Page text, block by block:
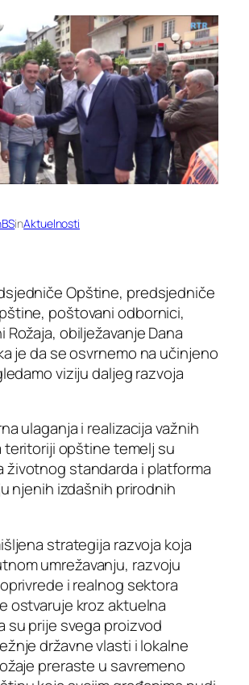
inAktuelnosti
Opštine, predsjedniče
poštovani odbornici,
Rožaja, obilježavanje Dana
je da se osvrnemo na učinjeno
viziju daljeg razvoja
ulaganja i realizacija važnih
teritoriji opštine temelj su
životnog standarda i platforma
njenih izdašnih prirodnih
strategija razvoja koja
umrežavanju, razvoju
i realnog sektora
ostvaruje kroz aktuelna
su prije svega proizvod
državne vlasti i lokalne
preraste u savremeno